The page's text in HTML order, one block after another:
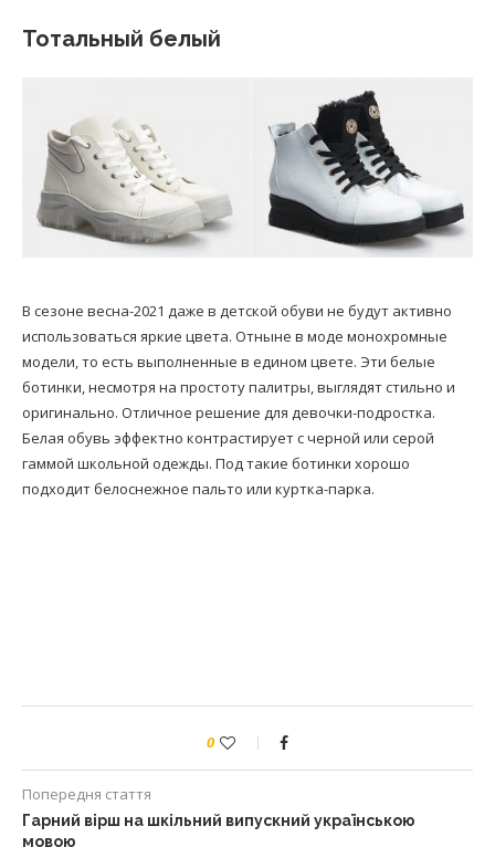
Тотальный белый
В сезоне весна-2021 даже в детской обуви не будут активно
использоваться яркие цвета. Отныне в моде монохромные
модели, то есть выполненные в едином цвете. Эти белые
ботинки, несмотря на простоту палитры, выглядят стильно и
оригинально. Отличное решение для девочки-подростка.
Белая обувь эффектно контрастирует с черной или серой
гаммой школьной одежды. Под такие ботинки хорошо
подходит белоснежное пальто или куртка-парка.
0
Попередня стаття
Гарний вірш на шкільний випускний українською
мовою